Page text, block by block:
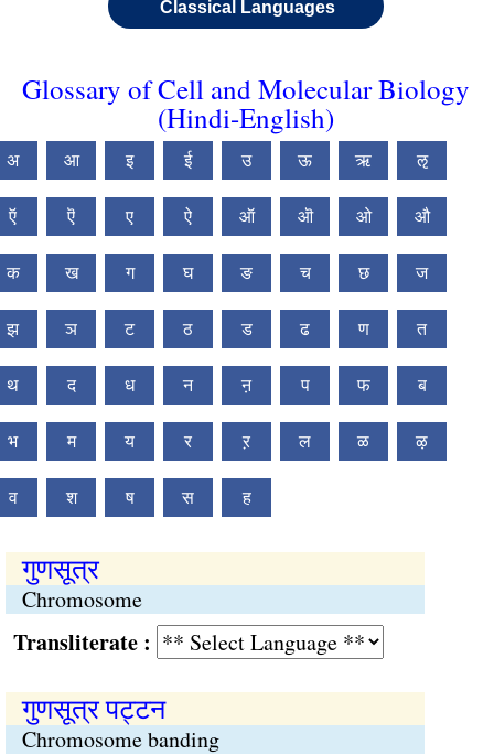
Classical Languages
Glossary of Cell and Molecular Biology
(Hindi-English)
अ आ इ ई उ ऊ ऋ ऌ
ऍ ऎ ए ऐ ऑ ऒ ओ औ
क ख ग घ ङ च छ ज
झ ञ ट ठ ड ढ ण त
थ द ध न ऩ प फ ब
भ म य र ऱ ल ळ ऴ
व श ष स ह
गुणसूत्र
Chromosome
:
गुणसूत्र पट्टन
Chromosome banding